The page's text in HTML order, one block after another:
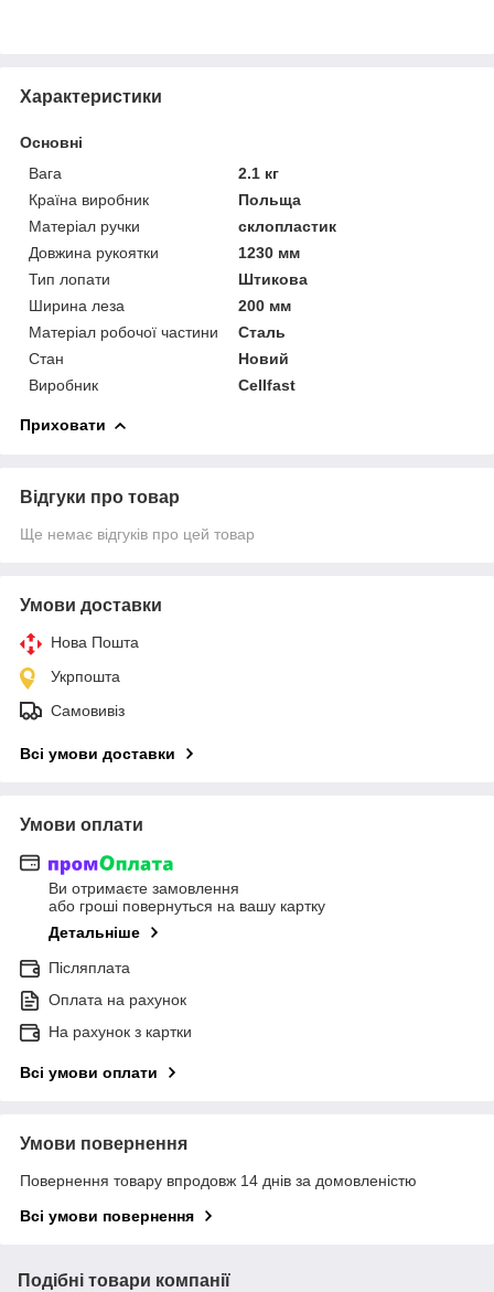
Характеристики
Основні
Вага
2.1 кг
Країна виробник
Польща
Матеріал ручки
склопластик
Довжина рукоятки
1230 мм
Тип лопати
Штикова
Ширина леза
200 мм
Матеріал робочої частини
Сталь
Стан
Новий
Виробник
Cellfast
Приховати
Відгуки про товар
Ще немає відгуків про цей товар
Умови доставки
Нова Пошта
Укрпошта
Самовивіз
Всі умови доставки
Умови оплати
Ви отримаєте замовлення
або гроші повернуться на вашу картку
Детальніше
Післяплата
Оплата на рахунок
На рахунок з картки
Всі умови оплати
Умови повернення
Повернення товару впродовж 14 днів за домовленістю
Всі умови повернення
Подібні товари компанії